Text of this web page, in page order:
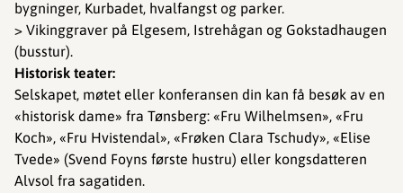
bygninger, Kurbadet, hvalfangst og parker.
> Vikinggraver på Elgesem, Istrehågan og Gokstadhaugen
(busstur).
Historisk teater:
Selskapet, møtet eller konferansen din kan få besøk av en
«historisk dame» fra Tønsberg: «Fru Wilhelmsen», «Fru
Koch», «Fru Hvistendal», «Frøken Clara Tschudy», «Elise
Tvede» (Svend Foyns første hustru) eller kongsdatteren
Alvsol fra sagatiden.